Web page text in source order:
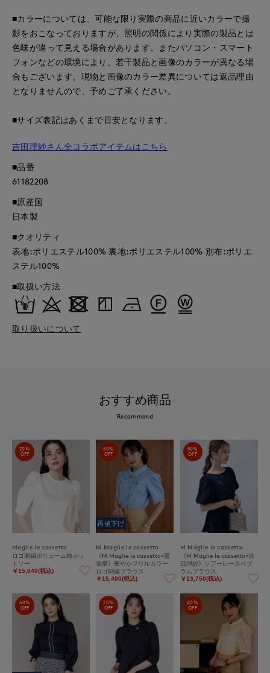
■カラーについては、可能な限り実際の商品に近いカラーで撮
影をおこなっておりますが、照明の関係により実際の製品とは
色味が違って見える場合があります。またパソコン・スマート
フォンなどの環境により、若干製品と画像のカラーが異なる場
合もございます。現物と画像のカラー差異については返品理由
となりませんので、予めご了承ください。
■サイズ表記はあくまで目安となります。
吉田理紗さん全コラボアイテムはこちら
■品番
61182208
■原産国
日本製
■クオリティ
表地:ポリエステル100% 裏地:ポリエステル100% 別布:ポリエ
ステル100%
■取扱い方法
取り扱いについて
おすすめ商品
Recommend
20%
OFF
Maglie le cassetto
ロゴ刺繍ボリューム袖カッ
トソー
￥15,840(税込)
50%
OFF
再値下げ
M Maglie le cassetto
《M Maglie le cassetto×冨
張愛》華やかフリルカラー
ロゴ刺繍ブラウス
￥15,400(税込)
50%
OFF
M Maglie le cassetto
《M Maglie le cassetto×吉
田理紗》シアーレースペプ
ラムブラウス
￥13,750(税込)
60%
OFF
70%
OFF
40%
OFF